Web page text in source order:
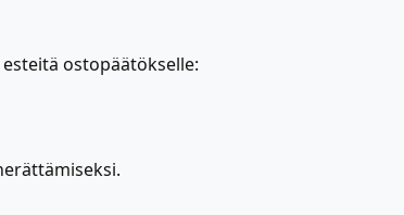
ostopäätökselle: